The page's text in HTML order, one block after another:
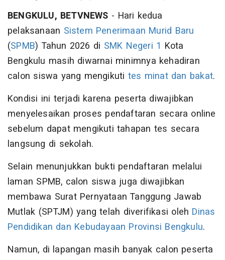
BENGKULU, BETVNEWS - Hari kedua
pelaksanaan Sistem Penerimaan Murid Baru
(SPMB) Tahun 2026 di SMK Negeri 1 Kota
Bengkulu masih diwarnai minimnya kehadiran
calon siswa yang mengikuti tes minat dan bakat.
Kondisi ini terjadi karena peserta diwajibkan
menyelesaikan proses pendaftaran secara online
sebelum dapat mengikuti tahapan tes secara
langsung di sekolah.
Selain menunjukkan bukti pendaftaran melalui
laman SPMB, calon siswa juga diwajibkan
membawa Surat Pernyataan Tanggung Jawab
Mutlak (SPTJM) yang telah diverifikasi oleh Dinas
Pendidikan dan Kebudayaan Provinsi Bengkulu.
Namun, di lapangan masih banyak calon peserta